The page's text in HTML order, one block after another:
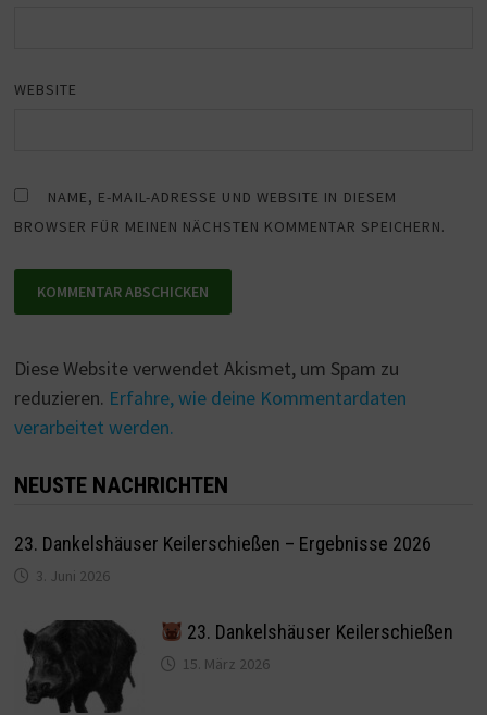
WEBSITE
NAME, E-MAIL-ADRESSE UND WEBSITE IN DIESEM
BROWSER FÜR MEINEN NÄCHSTEN KOMMENTAR SPEICHERN.
Diese Website verwendet Akismet, um Spam zu
reduzieren. Erfahre, wie deine Kommentardaten
verarbeitet werden.
NEUSTE NACHRICHTEN
23. Dankelshäuser Keilerschießen – Ergebnisse 2026
3. Juni 2026
23. Dankelshäuser Keilerschießen
15. März 2026